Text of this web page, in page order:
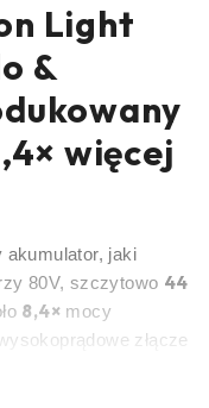
Light
&
więcej
akumulator, jaki
80V, szczytowo 44
8,4× mocy
złącze